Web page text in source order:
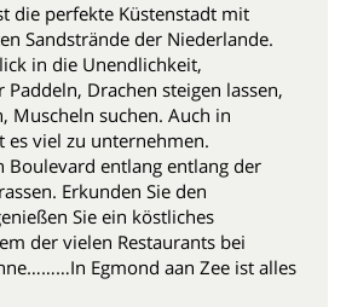
die perfekte Küstenstadt mit
Sandstrände der Niederlande.
in die Unendlichkeit,
Drachen steigen lassen,
Muscheln suchen. Auch in
es viel zu unternehmen.
Boulevard entlang entlang der
Erkunden Sie den
Sie ein köstliches
der vielen Restaurants bei
Egmond aan Zee ist alles